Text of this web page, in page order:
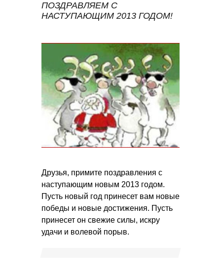
ПОЗДРАВЛЯЕМ С
НАСТУПАЮЩИМ 2013 ГОДОМ!
Друзья, примите поздравления с
наступающим новым 2013 годом.
Пусть новый год принесет вам новые
победы и новые достижения. Пусть
принесет он свежие силы, искру
удачи и волевой порыв.